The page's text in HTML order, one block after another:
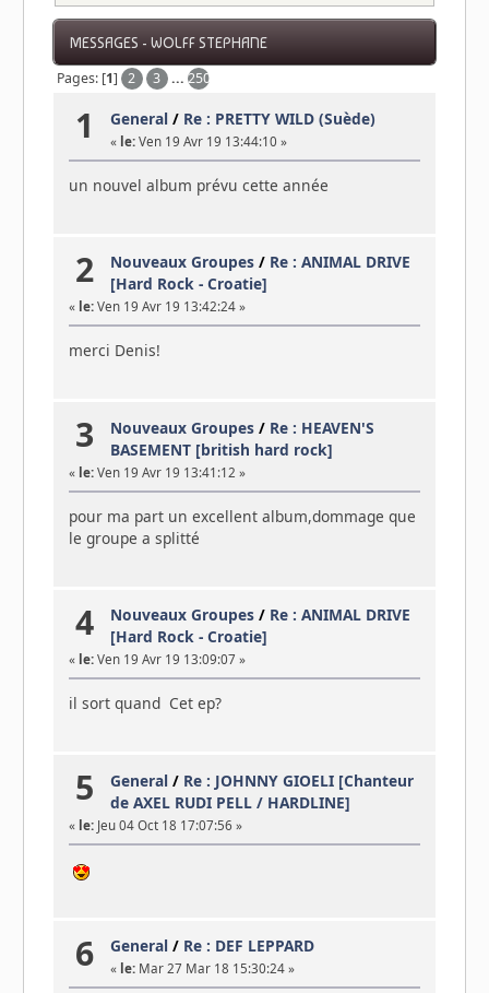
MESSAGES - WOLFF STEPHANE
Pages: [1] 2 3 ... 250
1 General / Re : PRETTY WILD (Suède)
« le: Ven 19 Avr 19 13:44:10 »
un nouvel album prévu cette année
2 Nouveaux Groupes / Re : ANIMAL DRIVE
[Hard Rock - Croatie]
« le:Ven 19 Avr 19 13:42:24 »
merci Denis!
3 Nouveaux Groupes / Re : HEAVEN'S
BASEMENT [british hard rock]
« le:Ven 19 Avr 19 13:41:12 »
pour ma part un excellent album,dommage que
le groupe a splitté
4 Nouveaux Groupes / Re : ANIMAL DRIVE
[Hard Rock - Croatie]
« le:Ven 19 Avr 19 13:09:07 »
il sort quand Cet ep?
5 General / Re : JOHNNY GIOELI [Chanteur
de AXEL RUDI PELL / HARDLINE]
« le:Jeu 04 Oct 18 17:07:56 »
6 General / Re : DEF LEPPARD
« le: Mar 27 Mar 18 15:30:24 »